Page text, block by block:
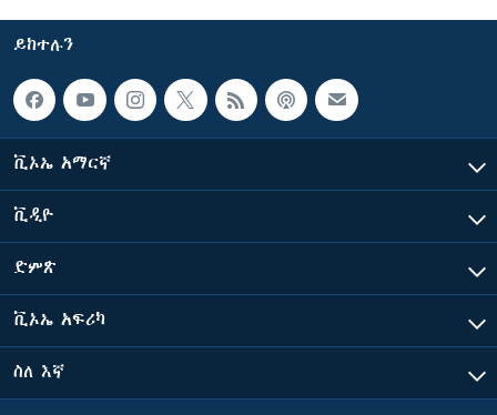
ይከተሉን
ቪኦኤ አማርኛ
ቪዲዮ
ድምጽ
ቪኦኤ አፍሪካ
ስለ እኛ